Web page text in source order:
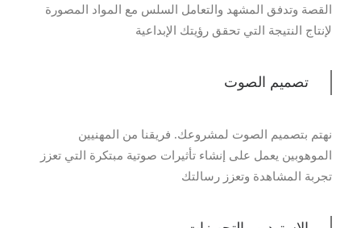
القصة وتدفق المشهد والتعامل السلس مع المواد المصورة
لإنتاج النتيجة التي تحقق رؤيتك الإبداعية
تصميم الصوت
نهتم بتصميم الصوت لمشروعك. فريقنا من المهنيين
الموهوبين يعمل على إنشاء تأثيرات صوتية مبتكرة التي تعزز
تجربة المشاهدة وتعزز رسالتك